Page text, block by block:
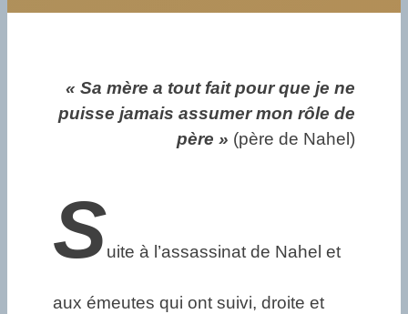
« Sa mère a tout fait pour que je ne
puisse jamais assumer mon rôle de
père » (père de Nahel)
Suite à l’assassinat de Nahel et
aux émeutes qui ont suivi, droite et